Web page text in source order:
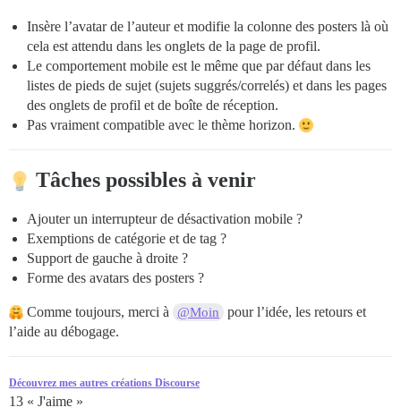
Insère l’avatar de l’auteur et modifie la colonne des posters là où
cela est attendu dans les onglets de la page de profil.
Le comportement mobile est le même que par défaut dans les
listes de pieds de sujet (sujets suggrés/correlés) et dans les pages
des onglets de profil et de boîte de réception.
Pas vraiment compatible avec le thème horizon.
Tâches possibles à venir
Ajouter un interrupteur de désactivation mobile ?
Exemptions de catégorie et de tag ?
Support de gauche à droite ?
Forme des avatars des posters ?
Comme toujours, merci à @Moin
pour l’idée, les retours et
l’aide au débogage.
Découvrez mes autres créations Discourse
13 « J'aime »